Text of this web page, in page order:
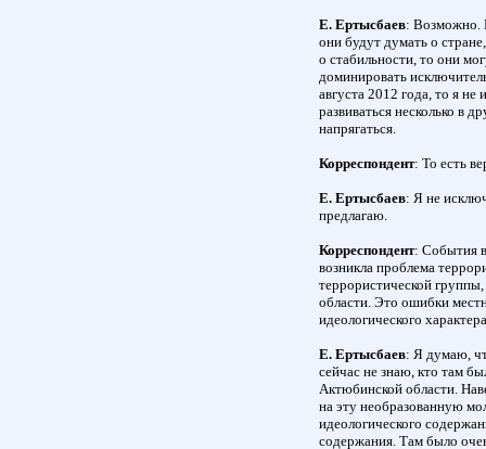
Е. Ертысбаев: Возможно.
они будут думать о
о стабильности, то они
доминировать
августа 2012 года, то я
развиваться несколько в
напрягаться.
Корреспондент: То есть
Е. Ертысбаев: Я не
предлагаю.
Корреспондент: События
возникла проблема
террористической
области. Это ошибки
идеологического
Е. Ертысбаев: Я думаю,
сейчас не знаю, кто там
Актюбинской области.
на эту необразованную
идеологического
содержания. Там было